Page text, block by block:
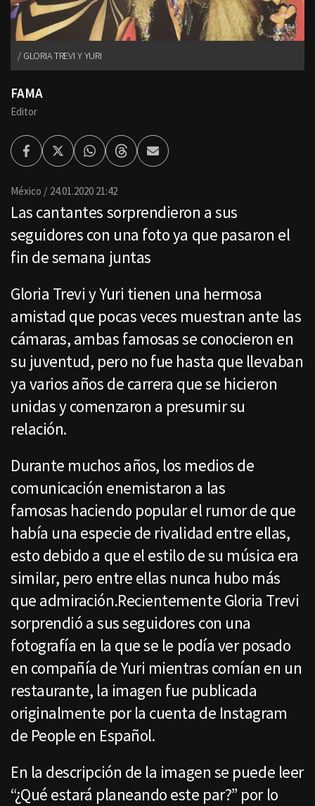
GLORIA TREVI Y YURI
FAMA
Editor
FacebookTwitterWhatsappThreadsEnviar
por
México 24.01.2020 21:42
Las cantantes sorprendieron a sus
seguidores con una foto ya que pasaron el
fin de semana juntas
Gloria Trevi y Yuri tienen una hermosa
amistad que pocas veces muestran ante las
cámaras, ambas famosas se conocieron en
su juventud, pero no fue hasta que llevaban
ya varios años de carrera que se hicieron
unidas y comenzaron a presumir su
relación.
Durante muchos años, los medios de
comunicación enemistaron a las
famosas haciendo popular el rumor de que
había una especie de rivalidad entre ellas,
esto debido a que el estilo de su música era
similar, pero entre ellas nunca hubo más
que admiración.Recientemente Gloria Trevi
sorprendió a sus seguidores con una
fotografía en la que se le podía ver posado
en compañía de Yuri mientras comían en un
restaurante, la imagen fue publicada
originalmente por la cuenta de Instagram
de People en Español.
En la descripción de la imagen se puede leer
“¿Qué estará planeando este par?” por lo